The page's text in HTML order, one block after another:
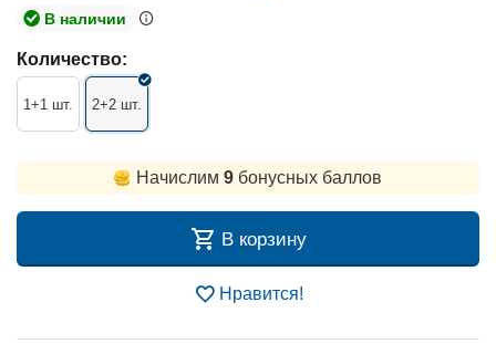
В наличии
Количество:
1+1 шт. 2+2 шт.
Начислим 9 бонусных баллов
В корзину
Нравится!